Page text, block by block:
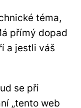
téma,
přímý dopad
a jestli váš
se při
„tento web